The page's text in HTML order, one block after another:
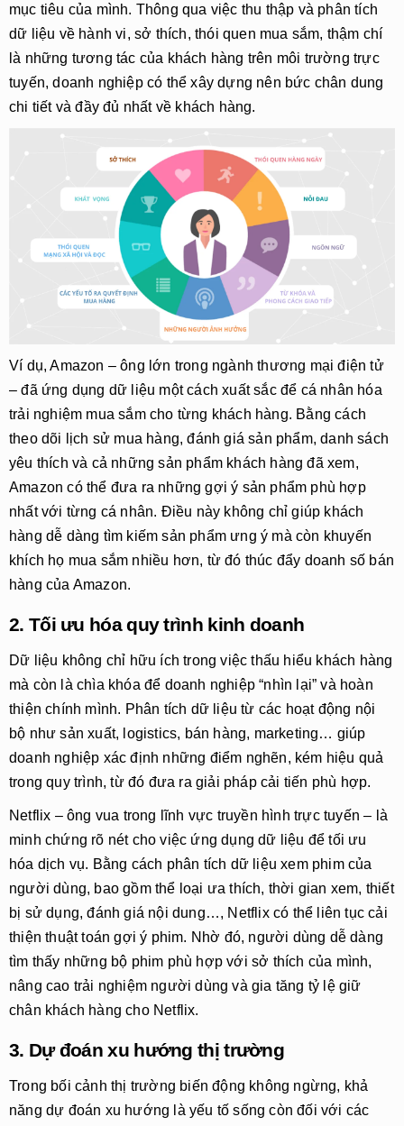
mục tiêu của mình. Thông qua việc thu thập và phân tích
dữ liệu về hành vi, sở thích, thói quen mua sắm, thậm chí
là những tương tác của khách hàng trên môi trường trực
tuyến, doanh nghiệp có thể xây dựng nên bức chân dung
chi tiết và đầy đủ nhất về khách hàng.
Ví dụ, Amazon – ông lớn trong ngành thương mại điện tử
– đã ứng dụng dữ liệu một cách xuất sắc để cá nhân hóa
trải nghiệm mua sắm cho từng khách hàng. Bằng cách
theo dõi lịch sử mua hàng, đánh giá sản phẩm, danh sách
yêu thích và cả những sản phẩm khách hàng đã xem,
Amazon có thể đưa ra những gợi ý sản phẩm phù hợp
nhất với từng cá nhân. Điều này không chỉ giúp khách
hàng dễ dàng tìm kiếm sản phẩm ưng ý mà còn khuyến
khích họ mua sắm nhiều hơn, từ đó thúc đẩy doanh số bán
hàng của Amazon.
2. Tối ưu hóa quy trình kinh doanh
Dữ liệu không chỉ hữu ích trong việc thấu hiểu khách hàng
mà còn là chìa khóa để doanh nghiệp “nhìn lại” và hoàn
thiện chính mình. Phân tích dữ liệu từ các hoạt động nội
bộ như sản xuất, logistics, bán hàng, marketing… giúp
doanh nghiệp xác định những điểm nghẽn, kém hiệu quả
trong quy trình, từ đó đưa ra giải pháp cải tiến phù hợp.
Netflix – ông vua trong lĩnh vực truyền hình trực tuyến – là
minh chứng rõ nét cho việc ứng dụng dữ liệu để tối ưu
hóa dịch vụ. Bằng cách phân tích dữ liệu xem phim của
người dùng, bao gồm thể loại ưa thích, thời gian xem, thiết
bị sử dụng, đánh giá nội dung…, Netflix có thể liên tục cải
thiện thuật toán gợi ý phim. Nhờ đó, người dùng dễ dàng
tìm thấy những bộ phim phù hợp với sở thích của mình,
nâng cao trải nghiệm người dùng và gia tăng tỷ lệ giữ
chân khách hàng cho Netflix.
3. Dự đoán xu hướng thị trường
Trong bối cảnh thị trường biến động không ngừng, khả
năng dự đoán xu hướng là yếu tố sống còn đối với các